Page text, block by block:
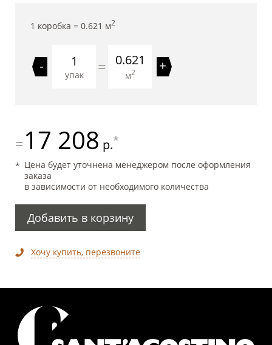
1 коробка = 0.621 м2
-
упак = 0.621
м2 +
=17 208 р.*
Цена будет уточнена менеджером после оформления
заказа
в зависимости от необходимого количества
Добавить в корзину
Хочу купить, перезвоните